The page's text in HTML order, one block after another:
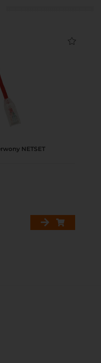
NETSET